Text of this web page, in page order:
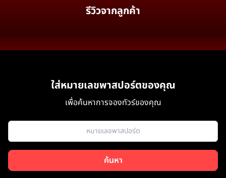
รีวิวจากลูกค้า
ใส่หมายเลขพาสปอร์ตของคุณ
เพื่อค้นหาการจองทัวร์ของคุณ
ค้นหา